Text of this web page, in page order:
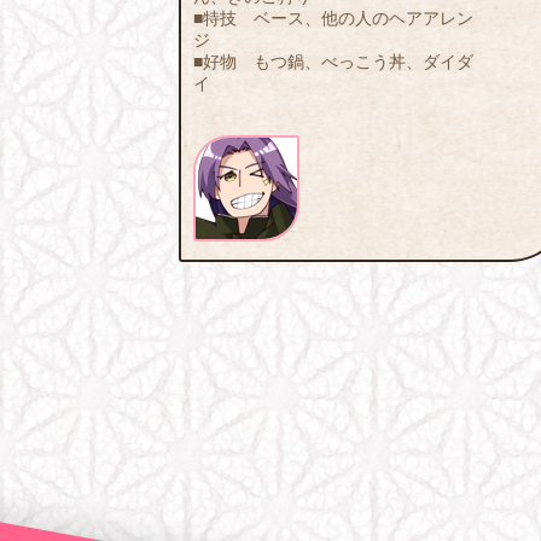
■特技 ベース、他の人のヘアアレン
ジ
■好物 もつ鍋、べっこう丼、ダイダ
イ